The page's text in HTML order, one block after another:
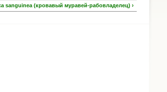
sanguinea (кровавый муравей-рабовладелец) ›